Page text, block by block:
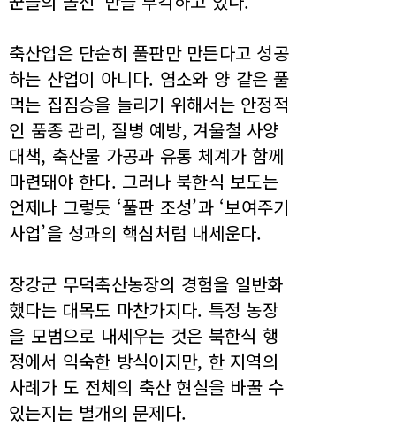
축산업은 단순히 풀판만 만든다고 성공
하는 산업이 아니다. 염소와 양 같은 풀
먹는 집짐승을 늘리기 위해서는 안정적
인 품종 관리, 질병 예방, 겨울철 사양
대책, 축산물 가공과 유통 체계가 함께
마련돼야 한다. 그러나 북한식 보도는
언제나 그렇듯 ‘풀판 조성’과 ‘보여주기
사업’을 성과의 핵심처럼 내세운다.
장강군 무덕축산농장의 경험을 일반화
했다는 대목도 마찬가지다. 특정 농장
을 모범으로 내세우는 것은 북한식 행
정에서 익숙한 방식이지만, 한 지역의
사례가 도 전체의 축산 현실을 바꿀 수
있는지는 별개의 문제다.